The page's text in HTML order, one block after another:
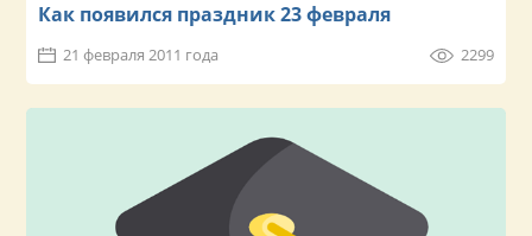
Как появился праздник 23 февраля
21 февраля 2011 года 2299